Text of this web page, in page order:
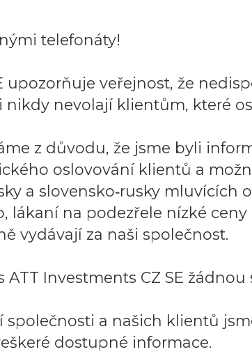
telefonáty!
upozorňuje veřejnost, že
nevolají klientům, které
z důvodu, že jsme byli
oslovování klientů a
a slovensko‑rusky mluvících
lákaní na podezřele nízké
vydávají za naši společnost.
Investments CZ SE žádnou
a našich klientů
dostupné informace.